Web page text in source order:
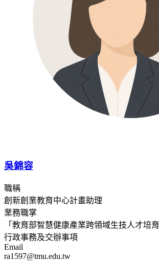
吳錦容
職稱
創新創業教育中心計畫助理
業務職掌
「教育部智慧健康產業跨領域生技人才培
行政事務及交辦事項
Email
ra1597@tmu.edu.tw